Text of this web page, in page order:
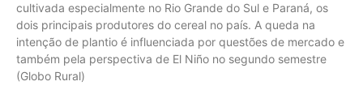
cultivada especialmente no Rio Grande do Sul e Paraná, os
dois principais produtores do cereal no país. A queda na
intenção de plantio é influenciada por questões de mercado e
também pela perspectiva de El Niño no segundo semestre
(Globo Rural)